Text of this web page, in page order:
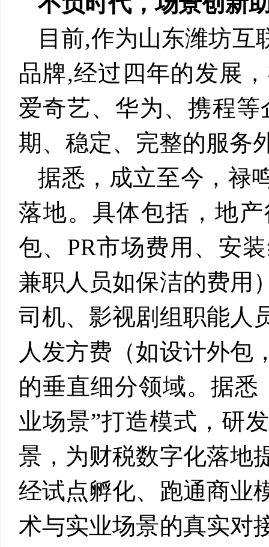
目前,作为山东潍坊互
品牌,经过四年的发展
爱奇艺、华为、携程
期、稳定、完整的服务
据悉，成立至今，禄
落地。具体包括，地
包、 PR市场费用、安
兼职人员如保洁的费用
司机、影视剧组职能人
人发方费（如设计外包
的垂直细分领域。据悉
业场景”打造模式，研
景，为财税数字化落地
经试点孵化、跑通商业
术与实业场景的真实对